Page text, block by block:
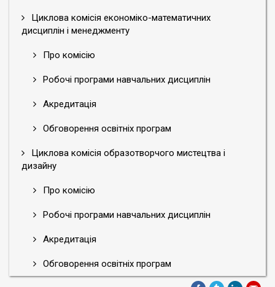
Циклова комісія економіко-математичних
дисциплін і менеджменту
Про комісію
Робочі програми навчальних дисциплін
Акредитація
Обговорення освітніх програм
Циклова комісія образотворчого мистецтва і
дизайну
Про комісію
Робочі програми навчальних дисциплін
Акредитація
Обговорення освітніх програм